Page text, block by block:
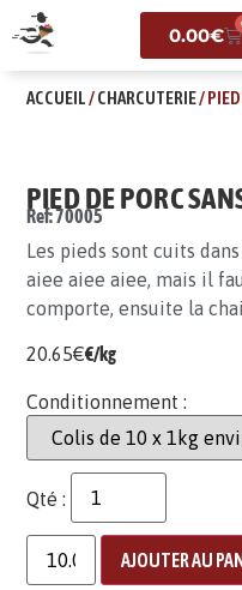
0.00€
ACCUEIL/CHARCUTERIE/ PIED
PIED DE PORC
Ref: 70005
Les pieds sont cuits
aiee aiee aiee, mais il
comporte, ensuite la
20.65€€/kg
Conditionnement :
Qté :
AJOUTER AU